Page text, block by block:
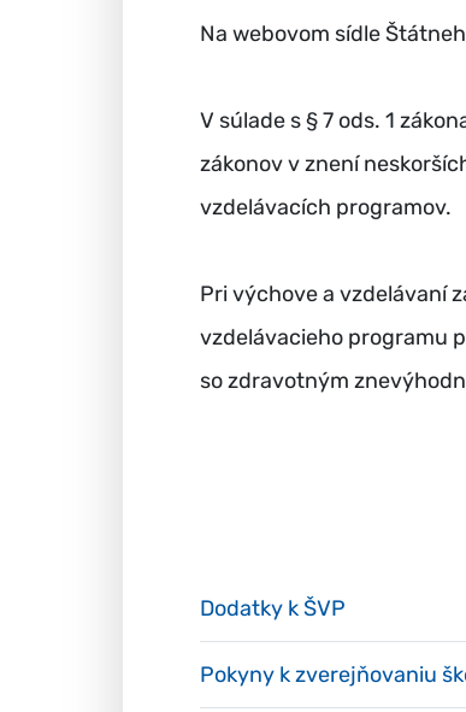
Na webovom sídle
V súlade s § 7 ods. 1
zákonov v znení
vzdelávacích programov.
Pri výchove a vzdelávaní
vzdelávacieho programu
so zdravotným
Dodatky k ŠVP
Pokyny k zverejňovaniu